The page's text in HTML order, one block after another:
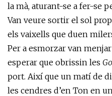
la mà, aturant-se a fer-se
Van veure sortir el sol
els vaixells que duen
Per a esmorzar van
esperar que obrissin les
port. Així que un matí de
les cendres d’en Ton en